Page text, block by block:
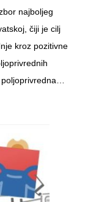
najboljeg
čiji je cilj
kroz pozitivne
poljoprivredna…